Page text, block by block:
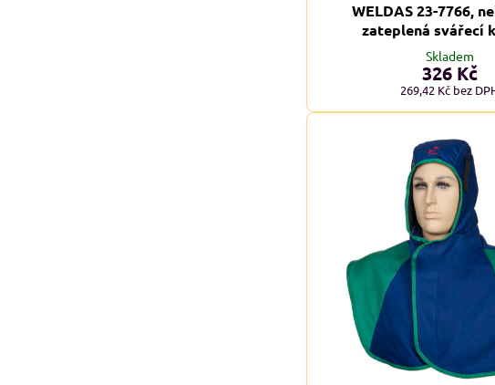
WELDAS 23-7766,
zateplená svářecí
Skladem
326 Kč
269,42 Kč bez